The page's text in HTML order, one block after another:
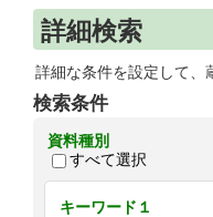
詳細検索
詳細な条件を設定して、
検索条件
資料種別
すべて選択
キーワード１